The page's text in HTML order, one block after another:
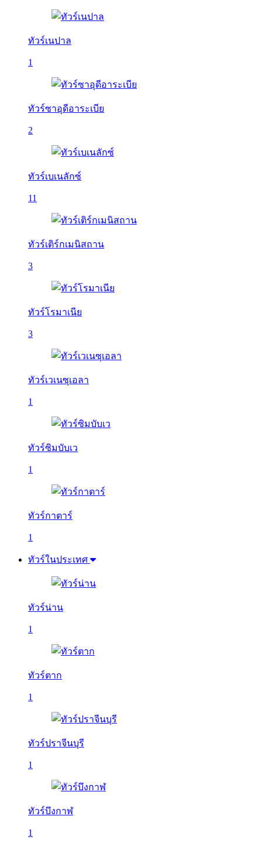
ทัวร์เนปาล
1
ทัวร์ซาอุดีอาระเบีย
2
ทัวร์เบเนลักซ์
11
ทัวร์เติร์กเมนิสถาน
3
ทัวร์โรมาเนีย
3
ทัวร์เวเนซุเอลา
1
ทัวร์ซิมบับเว
1
ทัวร์กาตาร์
1
ทัวร์ในประเทศ
ทัวร์น่าน
1
ทัวร์ตาก
1
ทัวร์ปราจีนบุรี
1
ทัวร์บึงกาฬ
1